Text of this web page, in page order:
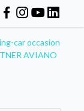
car occasion
AVIANO